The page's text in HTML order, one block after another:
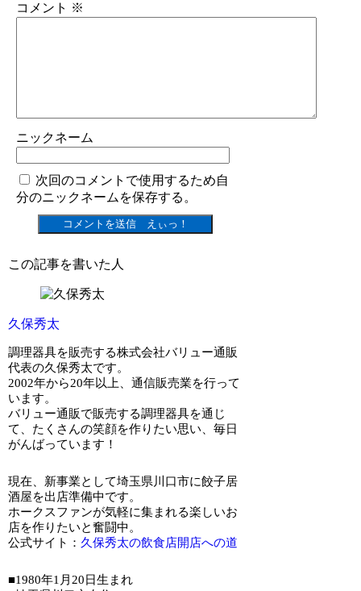
コメント ※
ニックネーム
次回のコメントで使用するため自
分のニックネームを保存する。
この記事を書いた人
久保秀太
調理器具を販売する株式会社バリュー通販
代表の久保秀太です。
2002年から20年以上、通信販売業を行って
います。
バリュー通販で販売する調理器具を通じ
て、たくさんの笑顔を作りたい思い、毎日
がんばっています！
現在、新事業として埼玉県川口市に餃子居
酒屋を出店準備中です。
ホークスファンが気軽に集まれる楽しいお
店を作りたいと奮闘中。
公式サイト： 久保秀太の飲食店開店への道
■1980年1月20日生まれ